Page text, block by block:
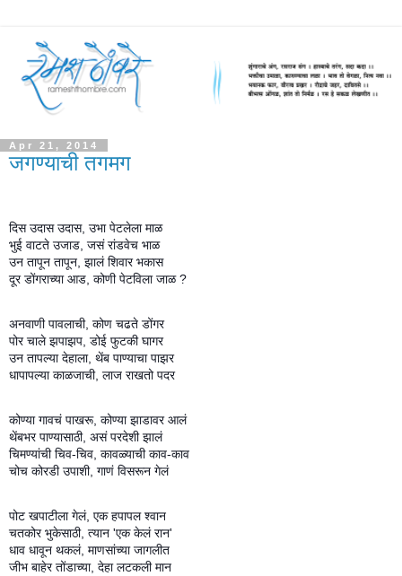
Apr 21, 2014
जगण्याची तगमग
दिस उदास उदास, उभा पेटलेला माळ
भुई वाटते उजाड, जसं रांडवेच भाळ
उन तापून तापून, झालं शिवार भकास
दूर डोंगराच्या आड, कोणी पेटविला जाळ ?
अनवाणी पावलाची, कोण चढते डोंगर
पोर चाले झपाझप, डोई फुटकी घागर
उन तापल्या देहाला, थेंब पाण्याचा पाझर
धापापल्या काळजाची, लाज राखतो पदर
कोण्या गावचं पाखरू, कोण्या झाडावर आलं
थेंबभर पाण्यासाठी, असं परदेशी झालं
चिमण्यांची चिव-चिव, कावळ्याची काव-काव
चोच कोरडी उपाशी, गाणं विसरून गेलं
पोट खपाटीला गेलं, एक हपापल श्वान
चतकोर भुकेसाठी, त्यान 'एक केलं रान'
धाव धावून थकलं, माणसांच्या जागलीत
जीभ बाहेर तोंडाच्या, देहा लटकली मान